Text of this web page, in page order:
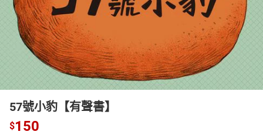
HOT
57號小豹【有聲書】
$150